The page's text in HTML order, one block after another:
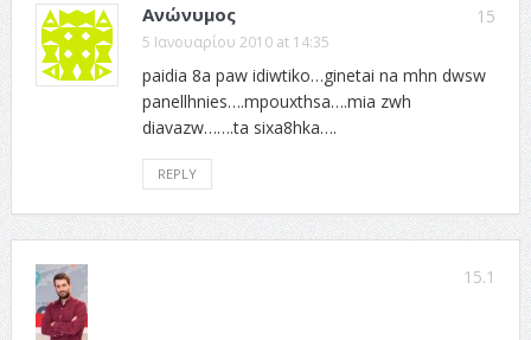
15
Ανώνυμος
5 Ιανουαρίου 2010 at 14:35
paidia 8a paw idiwtiko…ginetai na mhn dwsw
panellhnies….mpouxthsa….mia zwh
diavazw…….ta sixa8hka….
REPLY
15.1